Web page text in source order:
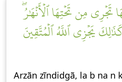
مِن تَحۡتِهَا ٱلۡأَنۡهَٰرُۖ
يَجۡزِي ٱللَّهُ ٱلۡمُتَّقِينَ
Arzãn zĩndidgã, la b na n